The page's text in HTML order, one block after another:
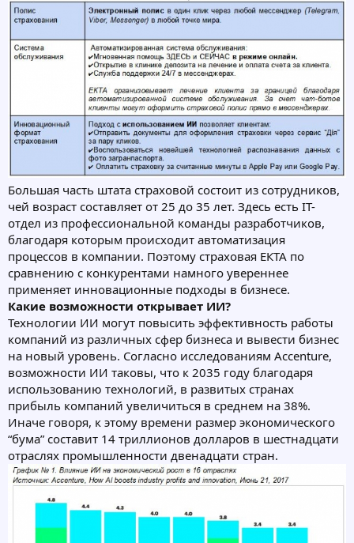
Большая часть штата страховой состоит из сотрудников,
чей возраст составляет от 25 до 35 лет. Здесь есть IT-
отдел из профессиональной команды разработчиков,
благодаря которым происходит автоматизация
процессов в компании. Поэтому страховая ЕКТА по
сравнению с конкурентами намного увереннее
применяет инновационные подходы в бизнесе.
Какие возможности открывает ИИ?
Технологии ИИ могут повысить эффективность работы
компаний из различных сфер бизнеса и вывести бизнес
на новый уровень. Согласно исследованиям Accenture,
возможности ИИ таковы, что к 2035 году благодаря
использованию технологий, в развитых странах
прибыль компаний увеличиться в среднем на 38%.
Иначе говоря, к этому времени размер экономического
“бума” составит 14 триллионов долларов в шестнадцати
отраслях промышленности двенадцати стран.